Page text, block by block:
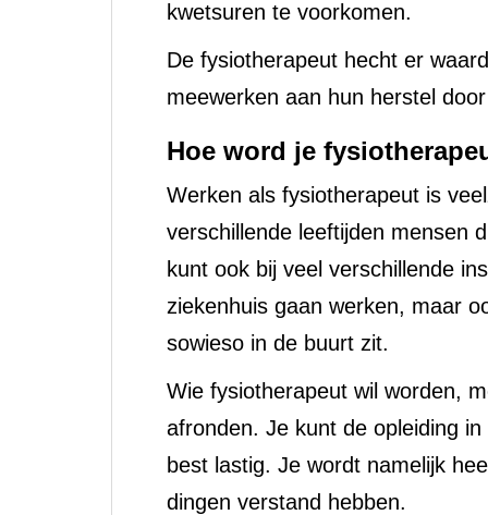
kwetsuren te voorkomen.
De fysiotherapeut hecht er
meewerken aan hun herstel
Hoe word je
Werken als fysiotherapeut is
verschillende leeftijden mensen
kunt ook bij veel verschillende
ziekenhuis gaan werken, maar
sowieso in de buurt zit.
Wie fysiotherapeut wil worden,
afronden. Je kunt de opleiding
best lastig. Je wordt namelijk
dingen verstand hebben.